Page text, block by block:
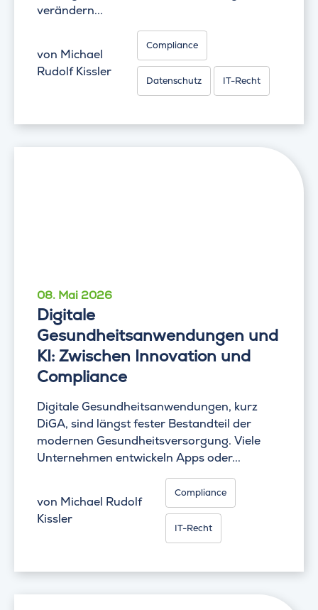
verändern...
von Michael
Rudolf Kissler
Compliance
Datenschutz IT-Recht
08. Mai 2026
Digitale
Gesundheitsanwendungen und
KI: Zwischen Innovation und
Compliance
Digitale Gesundheitsanwendungen, kurz
DiGA, sind längst fester Bestandteil der
modernen Gesundheitsversorgung. Viele
Unternehmen entwickeln Apps oder...
von Michael Rudolf
Kissler
Compliance
IT-Recht